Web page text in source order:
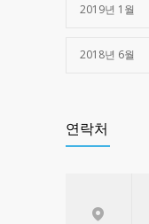
2019년 1월
2018년 6월
연락처